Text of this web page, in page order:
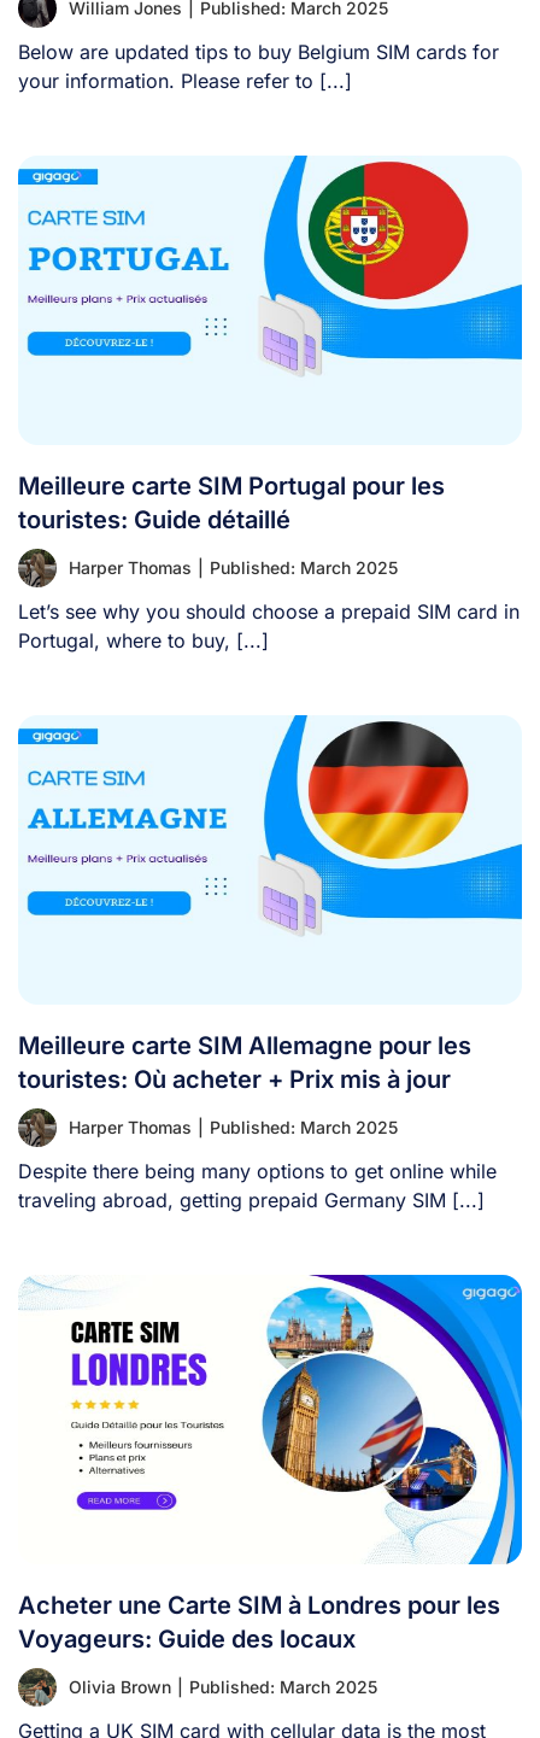
William Jones Published: March 2025
Below are updated tips to buy Belgium SIM cards for
your information. Please refer to [...]
Meilleure carte SIM Portugal pour les
touristes: Guide détaillé
Harper Thomas Published: March 2025
Let’s see why you should choose a prepaid SIM card in
Portugal, where to buy, [...]
Meilleure carte SIM Allemagne pour les
touristes: Où acheter + Prix mis à jour
Harper Thomas Published: March 2025
Despite there being many options to get online while
traveling abroad, getting prepaid Germany SIM [...]
Acheter une Carte SIM à Londres pour les
Voyageurs: Guide des locaux
Olivia Brown Published: March 2025
Getting a UK SIM card with cellular data is the most